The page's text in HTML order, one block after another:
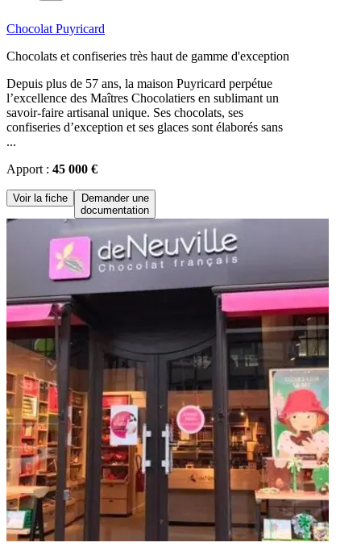
Chocolat Puyricard
Chocolats et confiseries très haut de gamme d'exception
Depuis plus de 57 ans, la maison Puyricard perpétue
l’excellence des Maîtres Chocolatiers en sublimant un
savoir-faire artisanal unique. Ses chocolats, ses
confiseries d’exception et ses glaces sont élaborés sans
...
Apport : 45 000 €
Voir la fiche
Demander une
documentation